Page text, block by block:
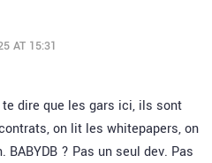
AT 15:31
dire que les gars ici, ils sont
on lit les whitepapers, on
? Pas un seul dev. Pas